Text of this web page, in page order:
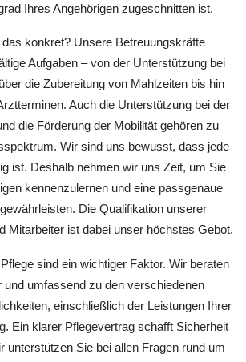
Ihres Angehörigen zugeschnitten ist.
konkret? Unsere Betreuungskräfte
Aufgaben – von der Unterstützung bei
die Zubereitung von Mahlzeiten bis hin
Auch die Unterstützung bei der
die Förderung der Mobilität gehören zu
Wir sind uns bewusst, dass jede
ist. Deshalb nehmen wir uns Zeit, um Sie
kennenzulernen und eine passgenaue
Die Qualifikation unserer
Mitarbeiter ist dabei unser höchstes Gebot.
sind ein wichtiger Faktor. Wir beraten
und umfassend zu den verschiedenen
einschließlich der Leistungen Ihrer
Ein klarer Pflegevertrag schafft Sicherheit
unterstützen Sie bei allen Fragen rund um